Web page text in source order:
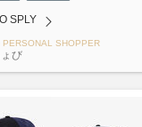
SPLY
PERSONAL SHOPPER
ょび